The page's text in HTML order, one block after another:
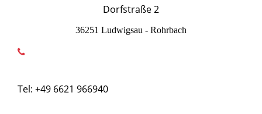
Dorfstraße 2
36251 Ludwigsau - Rohrbach
Tel: +49 6621 966940